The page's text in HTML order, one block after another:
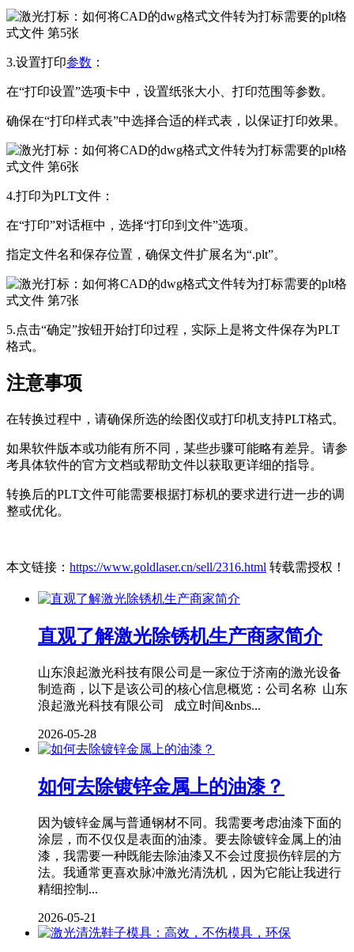
3.设置打印参数 ：
在“打印设置”选项卡中，设置纸张大小、打印范围等参数。
确保在“打印样式表”中选择合适的样式表，以保证打印效果。
4.打印为PLT文件：
在“打印”对话框中，选择“打印到文件”选项。
指定文件名和保存位置，确保文件扩展名为“.plt”。
5.点击“确定”按钮开始打印过程，实际上是将文件保存为PLT
格式。
注意事项
在转换过程中，请确保所选的绘图仪或打印机支持PLT格式。
如果软件版本或功能有所不同，某些步骤可能略有差异。请参
考具体软件的官方文档或帮助文件以获取更详细的指导。
转换后的PLT文件可能需要根据打标机的要求进行进一步的调
整或优化。
本文链接： https://www.goldlaser.cn/sell/2316.html 转载需授权！
直观了解激光除锈机生产商家简介
山东浪起激光科技有限公司是一家位于济南的激光设备
制造商，以下是该公司的核心信息概览：公司名称 山东
浪起激光科技有限公司 成立时间&nbs...
2026-05-28
如何去除镀锌金属上的油漆？
因为镀锌金属与普通钢材不同。我需要考虑油漆下面的
涂层，而不仅仅是表面的油漆。要去除镀锌金属上的油
漆，我需要一种既能去除油漆又不会过度损伤锌层的方
法。我通常更喜欢脉冲激光清洗机，因为它能让我进行
精细控制...
2026-05-21